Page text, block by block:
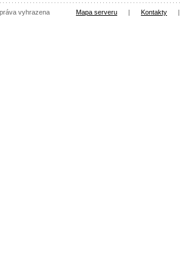
vyhrazena Mapa serveru | Kontakty |